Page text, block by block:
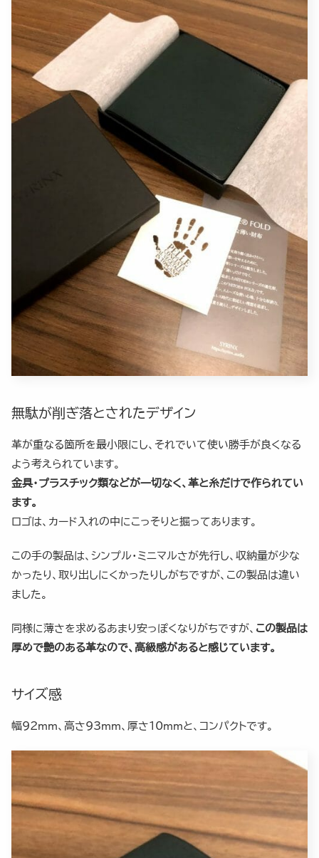
無駄が削ぎ落とされたデザイン
革が重なる箇所を最小限にし、それでいて使い勝手が良くなる
よう考えられています。
金具・プラスチック類などが一切なく、革と糸だけで作られてい
ます。
ロゴは、カード入れの中にこっそりと掘ってあります。
この手の製品は、シンプル・ミニマルさが先行し、収納量が少な
かったり、取り出しにくかったりしがちですが、この製品は違い
ました。
同様に薄さを求めるあまり安っぽくなりがちですが、 この製品は
厚めで艶のある革なので、高級感があると感じています。
サイズ感
幅92mm、高さ93mm、厚さ10mmと、コンパクトです。